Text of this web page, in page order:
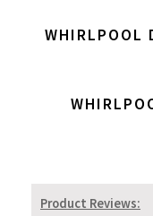
WHIRLPOOL
Product Reviews: